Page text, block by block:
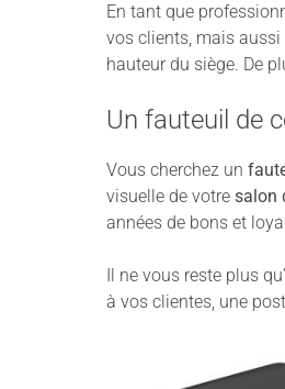
En tant que
vos clients, mais aussi
hauteur du siège. De
Un fauteuil de
Vous cherchez un
visuelle de votre salon
années de bons et
Il ne vous reste plus
à vos clientes, une